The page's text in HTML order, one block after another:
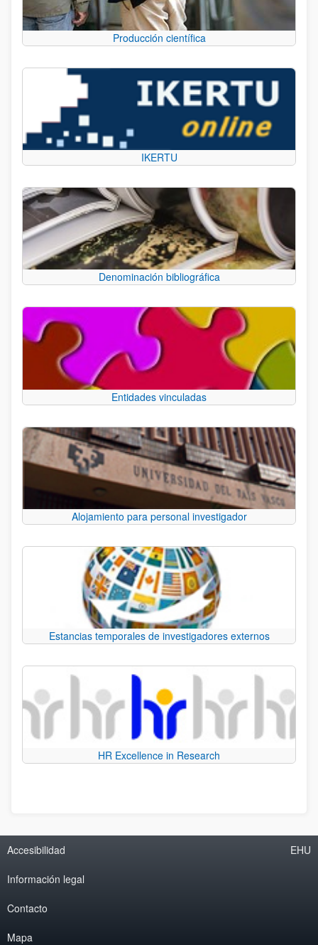
Producción científica
IKERTU
Denominación bibliográfica
Entidades vinculadas
Alojamiento para personal investigador
Estancias temporales de investigadores externos
HR Excellence in Research
Accesibilidad
Información legal
Contacto
Mapa
EHU